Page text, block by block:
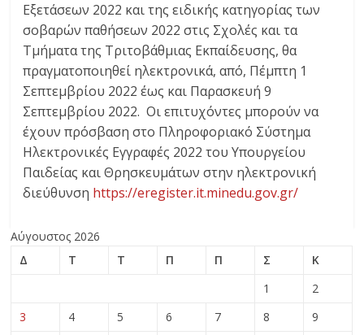
Εξετάσεων 2022 και της ειδικής κατηγορίας των
σοβαρών παθήσεων 2022 στις Σχολές και τα
Τμήματα της Τριτοβάθμιας Εκπαίδευσης, θα
πραγματοποιηθεί ηλεκτρονικά, από, Πέμπτη 1
Σεπτεμβρίου 2022 έως και Παρασκευή 9
Σεπτεμβρίου 2022. Οι επιτυχόντες μπορούν να
έχουν πρόσβαση στο Πληροφοριακό Σύστημα
Ηλεκτρονικές Εγγραφές 2022 του Υπουργείου
Παιδείας και Θρησκευμάτων στην ηλεκτρονική
διεύθυνση https://eregister.it.minedu.gov.gr/
Αύγουστος 2026
Δ
Τ Τ Π Π Σ
Κ
1
2
3
4 5 6 7 8
9